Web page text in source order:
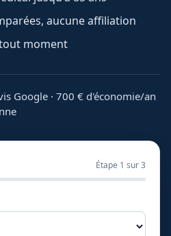
aucune affiliation
moment
Google · 700 € d'économie/an
Étape 1 sur 3